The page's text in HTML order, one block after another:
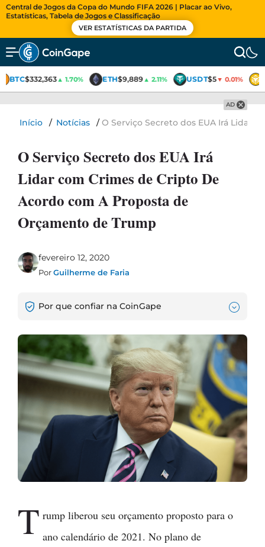
Central de Jogos da Copa do Mundo FIFA 2026 | Placar ao Vivo,
Estatísticas, Tabela de Jogos e Classificação
VER ESTATÍSTICAS DA PARTIDA
BTC$332,363▲ 1.70% ETH$9,889▲ 2.11% USDT$5▼ 0.01%
AD
Início / Notícias /O Serviço Secreto dos EUA Irá Lidar
O Serviço Secreto dos EUA Irá
Lidar com Crimes de Cripto De
Acordo com A Proposta de
Orçamento de Trump
fevereiro 12, 2020
PorGuilherme de Faria
Por que confiar na CoinGape
T rump liberou seu orçamento proposto para o
ano calendário de 2021. No plano de